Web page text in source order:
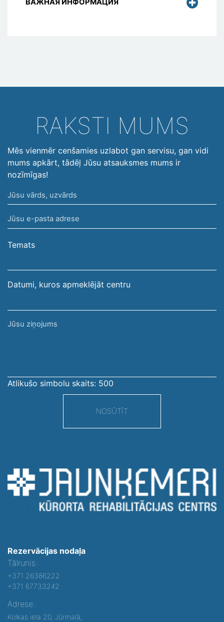
ВАЖНАЯ ИНФОРМАЦИЯ
RAKSTI MUMS
Mēs vienmēr cenšamies uzlabot gan servisu, gan vidi
mums apkārt, tādēļ Jūsu atsauksmes mums ir
nozīmīgas!
Jūsu
vārds,
uzvārds
Jūsu
e-
pasta
Temats
Datumi, kuros apmeklējāt centru
Jūsu
Atlikušo simbolu skaits: 500
NOSŪTĪT
Rezervācijas nodaļa
Tālrunis:
+371 26386222
+371 67733242
Adrese:
Kolkas iela 20, Jūrmalā,